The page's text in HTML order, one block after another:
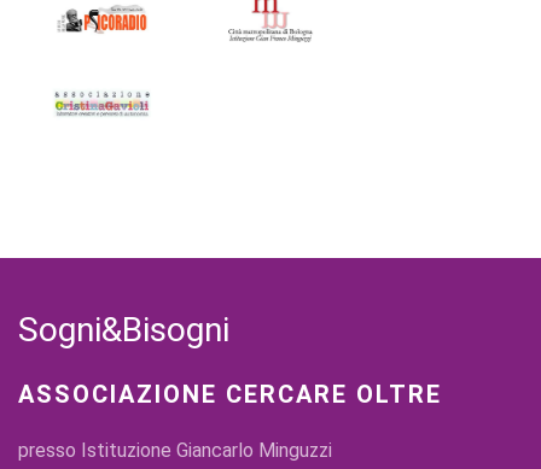
Sogni&Bisogni
ASSOCIAZIONE CERCARE OLTRE
presso Istituzione Giancarlo Minguzzi